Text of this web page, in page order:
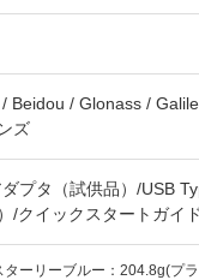
Beidou / Glonass /
ズ
プタ（試供品）/USB
/クイックスタートガイ
ーリーブルー：204.8g(プ